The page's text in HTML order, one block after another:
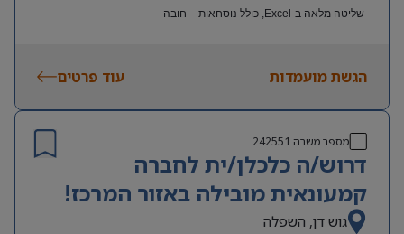
שליטה מלאה ב-Excel, כולל נוסחאות – חובה
הגשת מועמדות עוד פרטים
מספר משרה 242551
דרוש/ה כלכלן/ית לחברה
קמעונאית מובילה באזור המרכז!
גוש דן, השפלה